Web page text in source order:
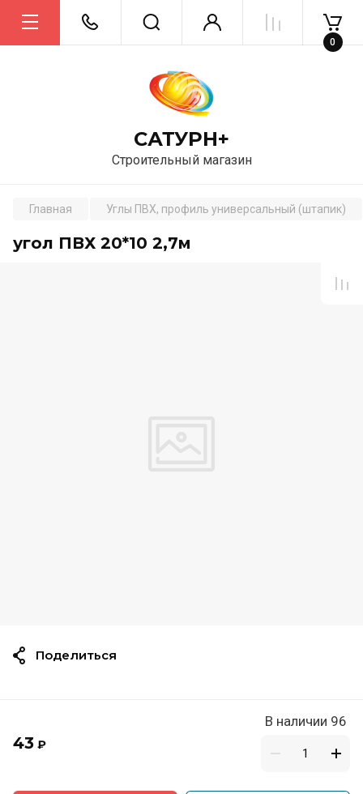
САТУРН+
Строительный магазин
0
Главная Углы ПВХ, профиль универсальный (штапик)
угол ПВХ 20*10 2,7м
43 ₽
В наличии 96
Поделиться